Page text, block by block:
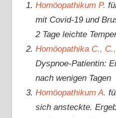
Homöopathikum P.
mit Covid-19 und
2 Tage leichte
Homöopathika C.,
Dyspnoe-Patientin:
nach wenigen Tagen
Homöopathikum A.
sich ansteckte.